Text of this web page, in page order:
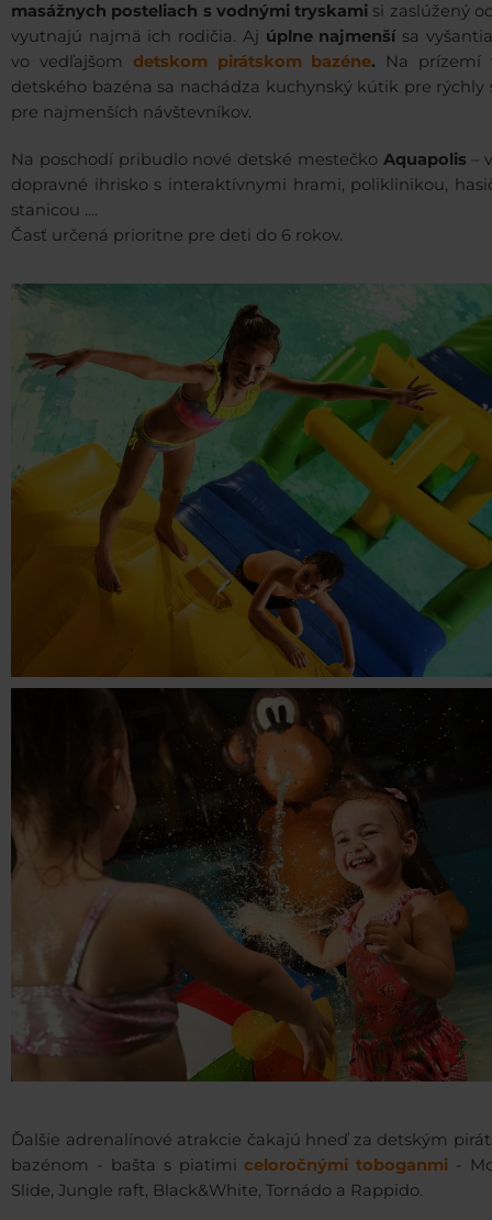
masážnych posteliach s vodnými tryskami si zaslúžený
vyutnajú najmä ich rodičia. Aj úplne najmenšísa
vo vedľajšom detskom pirátskom bazéne. Na prízemí
detského bazéna sa nachádza kuchynský kútik pre rýchly
pre najmenších návštevníkov.
Na poschodí pribudlo nové detské mestečko Aquapolis –
dopravné ihrisko s interaktívnymi hrami, poliklinikou,
stanicou ....
Časť určená prioritne pre deti do 6 rokov.
Ďalšie adrenalínové atrakcie čakajú hneď za detským
bazénom - bašta s piatimi celoročnými toboganmi -
Slide, Jungle raft, Black&White, Tornádo a Rappido.